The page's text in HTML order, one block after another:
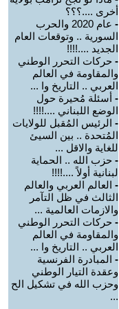
أخرى ....؟؟؟
-
عام 2020 والحرب
السورية .. وتوقعات العام
الجديد ....!!!!
- حركات التحرر الوطني
والمقاومة في العالم
العربي .. التاريخ وا ...
- أسئلة مُحيرة حول
الوضع اللبناني ....!!!!
- الرئيس المُقبل للولايات
المُتحدة .. بين السيئ
للغاية والاقل ...
- حزب الله .. الحماية
لبنانية أولاً ....!!!!
- العالم العربي والعالم
الثالث في ظل التآمر
والازمات العالمية ...
- حركات التحرر الوطني
والمقاومة في العالم
العربي .. التاريخ وا ...
- المبادرة الفرنسية
وعقدة التيار الوطني
وحزب الله في تشكيل الح
...